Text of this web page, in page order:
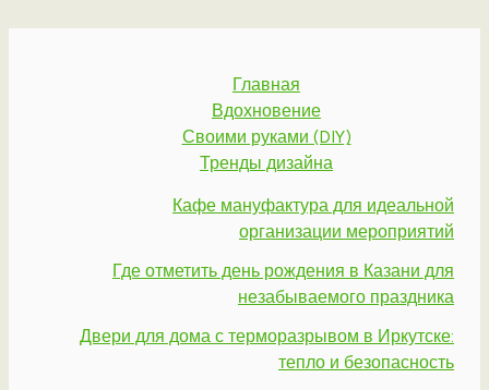
Главная
Вдохновение
Своими руками (DIY)
Тренды дизайна
Кафе мануфактура для идеальной
организации мероприятий
Где отметить день рождения в Казани для
незабываемого праздника
Двери для дома с терморазрывом в Иркутске:
тепло и безопасность